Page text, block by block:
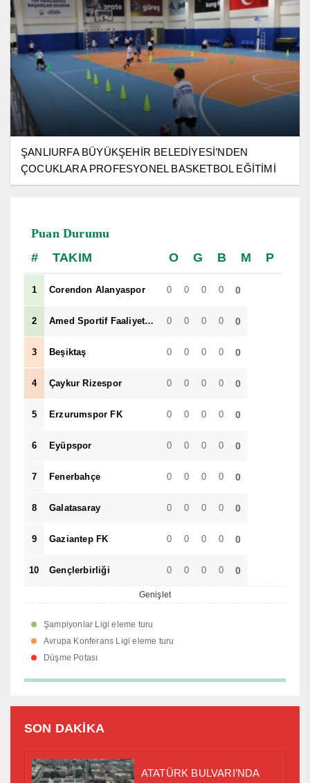
ŞANLIURFA BÜYÜKŞEHİR BELEDİYESİ’NDEN
ÇOCUKLARA PROFESYONEL BASKETBOL EĞİTİMİ
Puan Durumu
TAKIM
O G B M P
1 Corendon Alanyaspor 0 0 0 0 0
2 Amed Sportif Faaliyetler 0 0 0 0 0
3 Beşiktaş 0 0 0 0 0
4 Çaykur Rizespor 0 0 0 0 0
5 Erzurumspor FK 0 0 0 0 0
6 Eyüpspor 0 0 0 0 0
7 Fenerbahçe 0 0 0 0 0
8 Galatasaray 0 0 0 0 0
9 Gaziantep FK 0 0 0 0 0
10 Gençlerbirliği 0 0 0 0 0
Genişlet
Şampiyonlar Ligi eleme turu
Avrupa Konferans Ligi eleme turu
Düşme Potası
SON DAKİKA
ATATÜRK BULVARI’NDA